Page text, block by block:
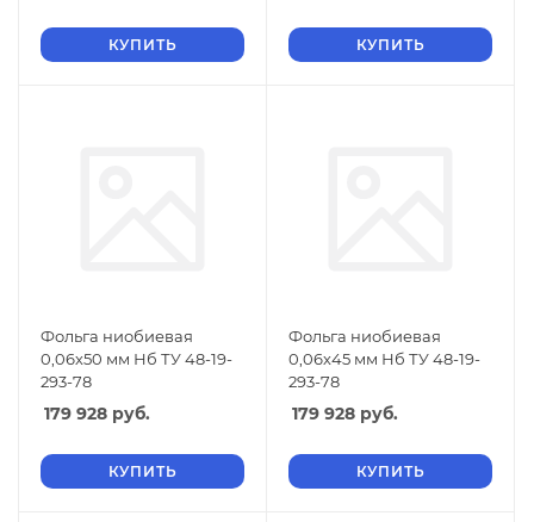
КУПИТЬ КУПИТЬ
Фольга ниобиевая
0,06х50 мм Нб ТУ 48-19-
293-78
179 928 руб.
КУПИТЬ
Фольга ниобиевая
0,06х45 мм Нб ТУ 48-19-
293-78
179 928 руб.
КУПИТЬ